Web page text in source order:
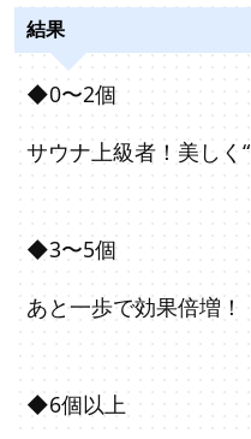
結果
◆0〜2個
サウナ上級者！美しく
◆3〜5個
あと一歩で効果倍増！
◆6個以上